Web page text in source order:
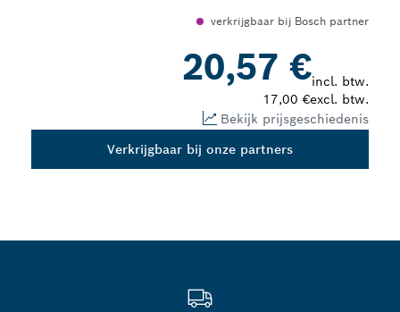
verkrijgbaar bij Bosch partner
20,57 €incl. btw.
17,00 €excl. btw.
Bekijk prijsgeschiedenis
Verkrijgbaar bij onze partners